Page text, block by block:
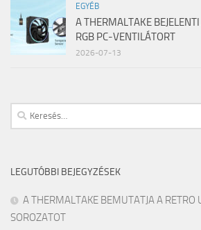
EGYÉB
A THERMALTAKE
RGB PC-VENTILÁTORT
2026-07-13
Keresés:
LEGUTÓBBI BEJEGYZÉSEK
A THERMALTAKE BEMUTATJA A RETRO
SOROZATOT